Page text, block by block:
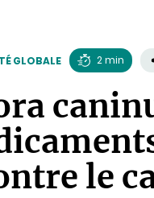
GLOBALE
de
2 min
le